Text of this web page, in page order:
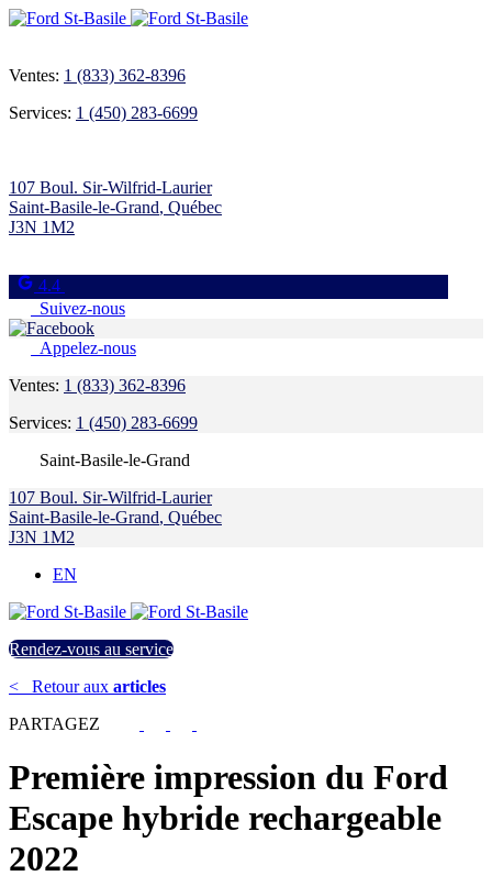
Ventes: 1 (833) 362-8396
Services: 1 (450) 283-6699
107 Boul. Sir-Wilfrid-Laurier
Saint-Basile-le-Grand, Québec
J3N 1M2
4.4
Suivez-nous
Appelez-nous
Ventes: 1 (833) 362-8396
Services: 1 (450) 283-6699
Saint-Basile-le-Grand
107 Boul. Sir-Wilfrid-Laurier
Saint-Basile-le-Grand, Québec
J3N 1M2
EN
Rendez-vous au service
<
Retour aux articles
PARTAGEZ
Première impression du Ford
Escape hybride rechargeable
2022